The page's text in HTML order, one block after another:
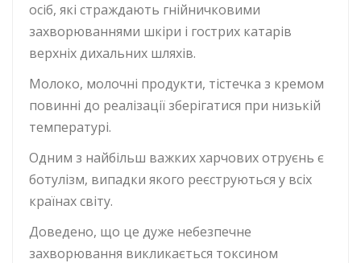
осіб, які страждають гнійничковими
захворюваннями шкіри і гострих катарів
верхніх дихальних шляхів.
Молоко, молочні продукти, тістечка з кремом
повинні до реалізації зберігатися при низькій
температурі.
Одним з найбільш важких харчових отруєнь є
ботулізм, випадки якого реєструються у всіх
країнах світу.
Доведено, що це дуже небезпечне
захворювання викликається токсином